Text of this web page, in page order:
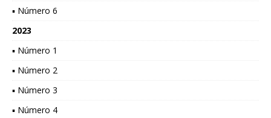
▪ Número 6
2023
▪ Número 1
▪ Número 2
▪ Número 3
▪ Número 4